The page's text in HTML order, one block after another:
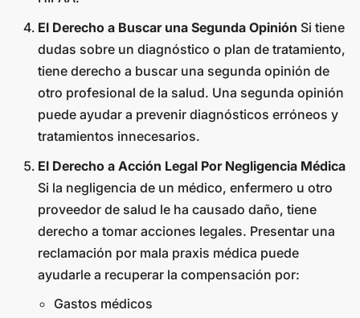
El Derecho a Buscar una Segunda Opinión Si tiene
dudas sobre un diagnóstico o plan de tratamiento,
tiene derecho a buscar una segunda opinión de
otro profesional de la salud. Una segunda opinión
puede ayudar a prevenir diagnósticos erróneos y
tratamientos innecesarios.
El Derecho a Acción Legal Por Negligencia Médica
Si la negligencia de un médico, enfermero u otro
proveedor de salud le ha causado daño, tiene
derecho a tomar acciones legales. Presentar una
reclamación por mala praxis médica puede
ayudarle a recuperar la compensación por:
Gastos médicos